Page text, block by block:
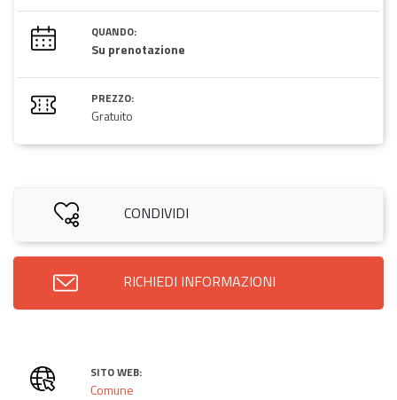
QUANDO:
Su prenotazione
PREZZO:
Gratuito
CONDIVIDI
RICHIEDI INFORMAZIONI
SITO WEB:
Comune